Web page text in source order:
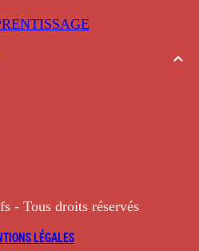
- Tous droits réservés
LÉGALES